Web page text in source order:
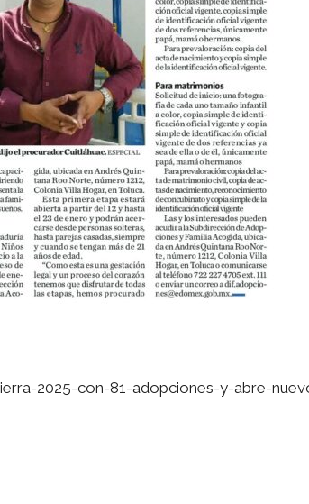
2025-con-81-adopciones-y-abre-